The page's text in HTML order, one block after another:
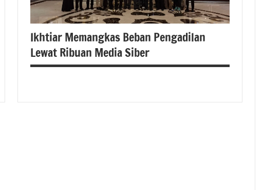
Ikhtiar Memangkas Beban Pengadilan
Lewat Ribuan Media Siber
#SMSI,#beritanasional,